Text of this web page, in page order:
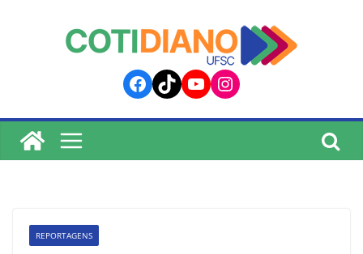
Facebook
TikTokYouTube
Instagram
REPORTAGENS